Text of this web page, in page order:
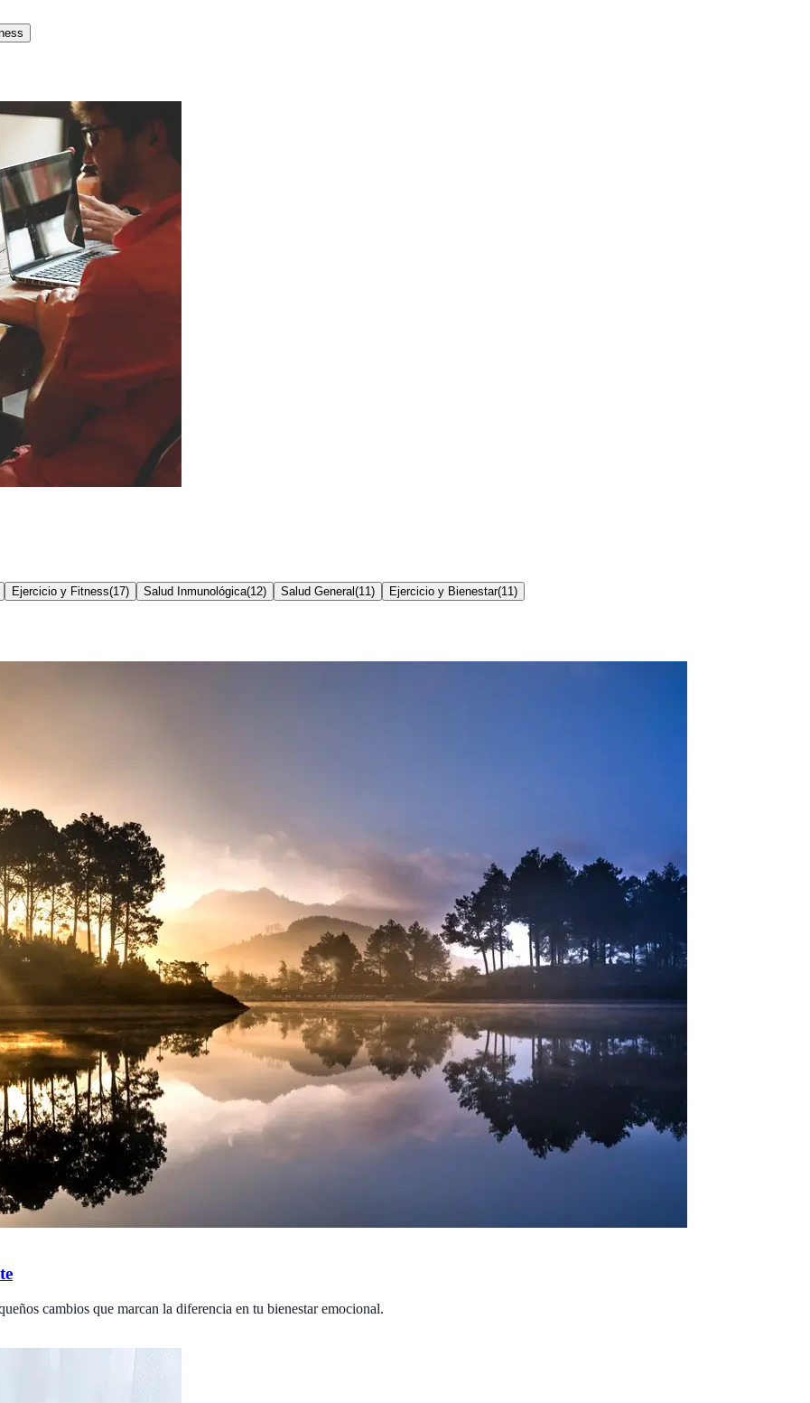
Ejercicio y Fitness(17) Salud Inmunológica(12) Salud General (11 ) Ejercicio y Bienestar(11 )
cambios que marcan la diferencia en tu bienestar emocional.